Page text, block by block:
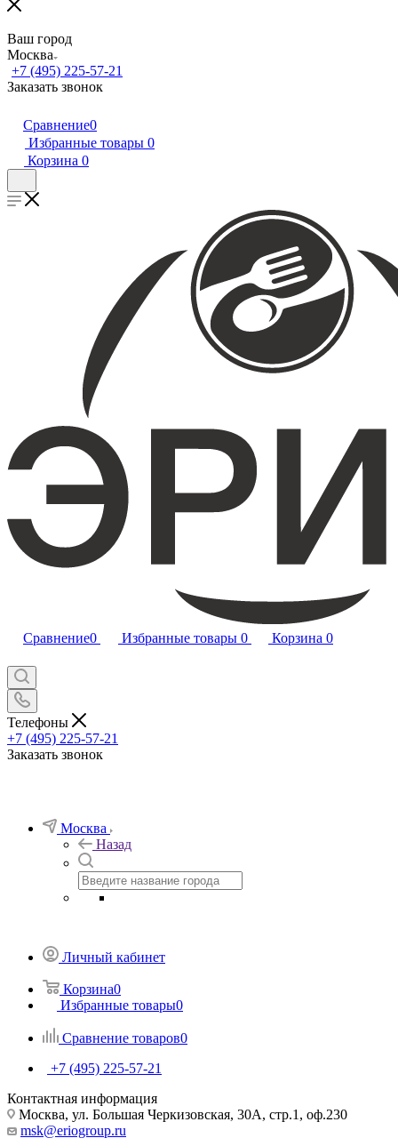
Ваш город
Москва
+7 (495) 225-57-21
Заказать звонок
Сравнение0
Избранные товары 0
Корзина 0
Сравнение0 Избранные товары 0 Корзина 0
Телефоны
+7 (495) 225-57-21
Заказать звонок
Москва
Назад
Личный кабинет
Корзина0
Избранные товары0
Сравнение товаров0
+7 (495) 225-57-21
Контактная информация
Москва, ул. Большая Черкизовская, 30А, стр.1, оф.230
msk@eriogroup.ru